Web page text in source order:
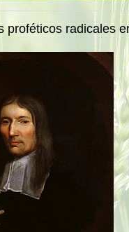
proféticos radicales